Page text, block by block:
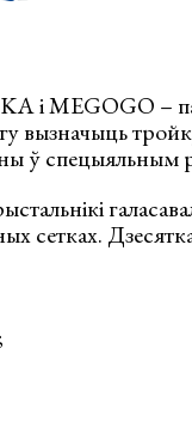
і MEGOGO –
вызначыць
ў спецыяльным
сетках.